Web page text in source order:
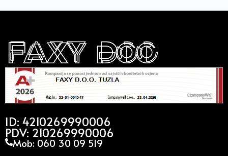
ID: 4210269990006
PDV: 210269990006
Mob: 060 30 09 519